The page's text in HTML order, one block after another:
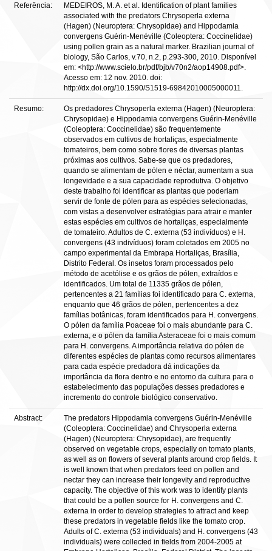
Referência:
MEDEIROS, M. A. et al. Identification of plant families
associated with the predators Chrysoperla externa
(Hagen) (Neuroptera: Chrysopidae) and Hippodamia
convergens Guérin-Menéville (Coleoptera: Coccinelidae)
using pollen grain as a natural marker. Brazilian journal of
biology, São Carlos, v.70, n.2, p.293-300, 2010. Disponível
em: <http://www.scielo.br/pdf/bjb/v70n2/aop14908.pdf>.
Acesso em: 12 nov. 2010. doi:
http://dx.doi.org/10.1590/S1519-69842010005000011.
Resumo:
Os predadores Chrysoperla externa (Hagen) (Neuroptera:
Chrysopidae) e Hippodamia convergens Guérin-Menéville
(Coleoptera: Coccinelidae) são frequentemente
observados em cultivos de hortaliças, especialmente
tomateiros, bem como sobre flores de diversas plantas
próximas aos cultivos. Sabe-se que os predadores,
quando se alimentam de pólen e néctar, aumentam a sua
longevidade e a sua capacidade reprodutiva. O objetivo
deste trabalho foi identificar as plantas que poderiam
servir de fonte de pólen para as espécies selecionadas,
com vistas a desenvolver estratégias para atrair e manter
estas espécies em cultivos de hortaliças, especialmente
de tomateiro. Adultos de C. externa (53 indivíduos) e H.
convergens (43 indivíduos) foram coletados em 2005 no
campo experimental da Embrapa Hortaliças, Brasília,
Distrito Federal. Os insetos foram processados pelo
método de acetólise e os grãos de pólen, extraídos e
identificados. Um total de 11335 grãos de pólen,
pertencentes a 21 famílias foi identificado para C. externa,
enquanto que 46 grãos de pólen, pertencentes a dez
famílias botânicas, foram identificados para H. convergens.
O pólen da família Poaceae foi o mais abundante para C.
externa, e o pólen da família Asteraceae foi o mais comum
para H. convergens. A importância relativa do pólen de
diferentes espécies de plantas como recursos alimentares
para cada espécie predadora dá indicações da
importância da flora dentro e no entorno da cultura para o
estabelecimento das populações desses predadores e
incremento do controle biológico conservativo.
Abstract:
The predators Hippodamia convergens Guérin-Menéville
(Coleoptera: Coccinelidae) and Chrysoperla externa
(Hagen) (Neuroptera: Chrysopidae), are frequently
observed on vegetable crops, especially on tomato plants,
as well as on flowers of several plants around crop fields. It
is well known that when predators feed on pollen and
nectar they can increase their longevity and reproductive
capacity. The objective of this work was to identify plants
that could be a pollen source for H. convergens and C.
externa in order to develop strategies to attract and keep
these predators in vegetable fields like the tomato crop.
Adults of C. externa (53 individuals) and H. convergens (43
individuals) were collected in fields from 2004-2005 at